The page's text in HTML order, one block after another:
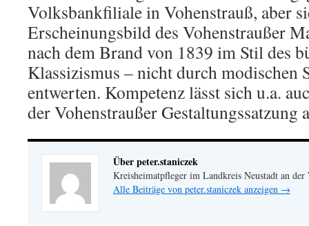
Volksbankfiliale in Vohenstrauß, aber
Erscheinungsbild des Vohenstraußer
nach dem Brand von 1839 im Stil des
Klassizismus – nicht durch modischen
entwerten. Kompetenz lässt sich u.a.
der Vohenstraußer Gestaltungssatzung
Über peter.staniczek
Kreisheimatpfleger im Landkreis Neustadt an der
Alle Beiträge von peter.staniczek anzeigen →